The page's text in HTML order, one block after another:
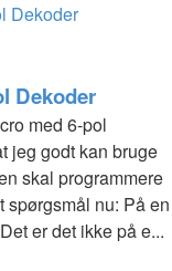
Dekoder
Dekoder
med 6-pol
jeg godt kan bruge
skal programmere
spørgsmål nu: På en
er det ikke på e...